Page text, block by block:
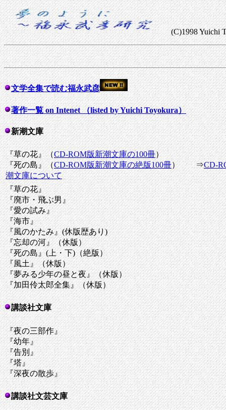
(C)1998 Yuichi
文学全集で読む福永武彦
著作一覧 on Intenet （listed by Yuichi Toyokura）
新潮文庫
『草の花』（CD-ROM版新潮文庫の100冊）
『死の島』（CD-ROM版新潮文庫の絶版100冊） ⇒CD-
潮文庫について
『草の花』
『廃市・飛ぶ男』
『愛の試み』
『海市』
『風のかたみ』(休版歴あり)
『忘却の河』（休版）
『死の島』(上・下)（絶版）
『風土』（休版）
『夢みる少年の昼と夜』（休版）
『加田伶太郎全集』（休版）
講談社文庫
『夜の三部作』
『幼年』
『告別』
『塔』
『深夜の散歩』
講談社文芸文庫